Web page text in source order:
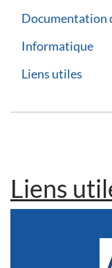
Documentation
Informatique
Liens utiles
Liens